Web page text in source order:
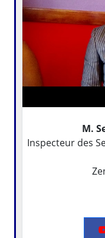
M.
Inspecteur des